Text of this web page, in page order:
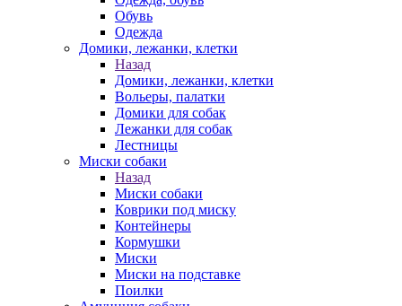
Обувь
Одежда
Домики, лежанки, клетки
Назад
Домики, лежанки, клетки
Вольеры, палатки
Домики для собак
Лежанки для собак
Лестницы
Миски собаки
Назад
Миски собаки
Коврики под миску
Контейнеры
Кормушки
Миски
Миски на подставке
Поилки